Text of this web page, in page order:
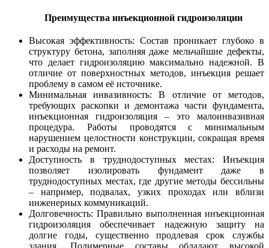
Преимущества инъекционной гидроизоляции
Высокая эффективность: Состав проникает глубоко в
структуру бетона, заполняя даже мельчайшие дефекты,
что делает гидроизоляцию максимально надежной. В
отличие от поверхностных методов, инъекция решает
проблему в самом её источнике.
Минимальная инвазивность: В отличие от методов,
требующих раскопки и демонтажа части фундамента,
инъекционная гидроизоляция – это малоинвазивная
процедура. Работы проводятся с минимальным
нарушением целостности конструкции, сокращая время
и расходы на ремонт.
Доступность в труднодоступных местах: Инъекция
позволяет изолировать фундамент даже в
труднодоступных местах, где другие методы бессильны
– например, подвалах, узких проходах или вблизи
инженерных коммуникаций.
Долговечность: Правильно выполненная инъекционная
гидроизоляция обеспечивает надежную защиту на
долгие годы, существенно продлевая срок службы
здания. Полимерные составы обладают высокой